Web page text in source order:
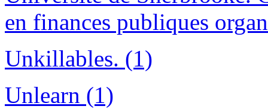
en finances publiques
Unkillables. (1)
Unlearn (1)